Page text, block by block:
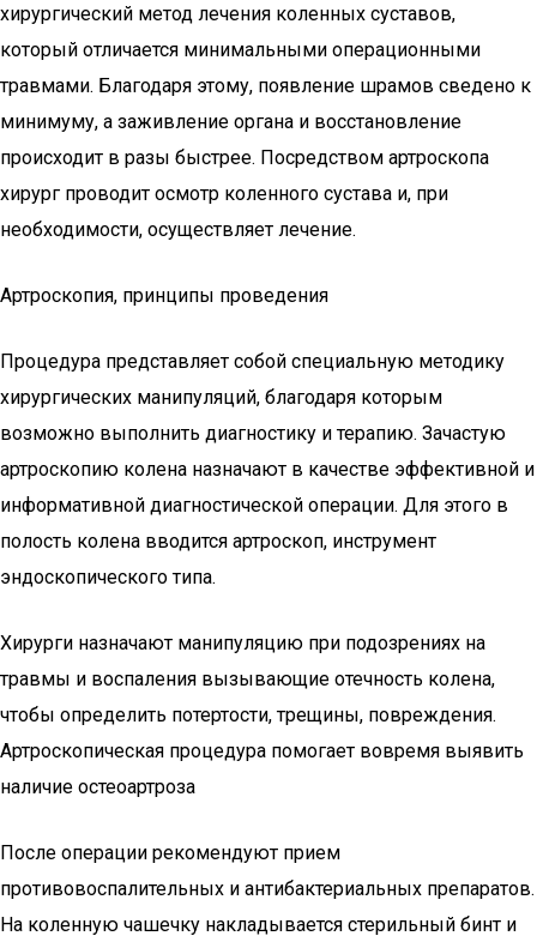
хирургический метод лечения коленных суставов,
который отличается минимальными операционными
травмами. Благодаря этому, появление шрамов сведено к
минимуму, а заживление органа и восстановление
происходит в разы быстрее. Посредством артроскопа
хирург проводит осмотр коленного сустава и, при
необходимости, осуществляет лечение.
Артроскопия, принципы проведения
Процедура представляет собой специальную методику
хирургических манипуляций, благодаря которым
возможно выполнить диагностику и терапию. Зачастую
артроскопию колена назначают в качестве эффективной и
информативной диагностической операции. Для этого в
полость колена вводится артроскоп, инструмент
эндоскопического типа.
Хирурги назначают манипуляцию при подозрениях на
травмы и воспаления вызывающие отечность колена,
чтобы определить потертости, трещины, повреждения.
Артроскопическая процедура помогает вовремя выявить
наличие остеоартроза
После операции рекомендуют прием
противовоспалительных и антибактериальных препаратов.
На коленную чашечку накладывается стерильный бинт и